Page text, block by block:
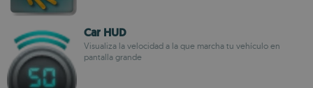
Car HUD
Visualiza la velocidad a la que marcha tu vehículo en
pantalla grande